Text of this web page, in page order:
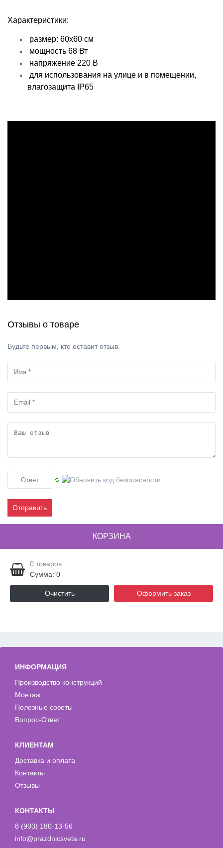
Характеристики:
размер: 60х60 см
мощность 68 Вт
напряжение 220 В
для использования на улице и в помещении,
влагозащита IP65
Отзывы о товаре
Будьте первым, кто оставит отзыв.
Отправить
КОРЗИНА
0 товаров
Сумма: 0
Очистить Оформить заказ
ИНФОРМАЦИЯ
Производство конструкций
Монтаж
Полезные советы
Вопрос-Ответ
КЛИЕНТАМ
Доставка и оплата
Контакты
Отзывы
КОНТАКТЫ
8 (903) 180-13-56
info@prazdnicsveta.ru